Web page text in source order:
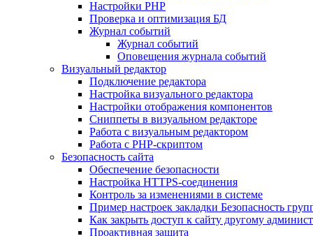
Настройки PHP
Проверка и оптимизация БД
Журнал событий
Журнал событий
Оповещения журнала событий
Визуальный редактор
Подключение редактора
Настройка визуального редактора
Настройки отображения компонентов
Сниппеты в визуальном редакторе
Работа с визуальным редактором
Работа с PHP-скриптом
Безопасность сайта
Обеспечение безопасности
Настройка HTTPS-соединения
Контроль за изменениями в системе
Пример настроек закладки Безопасность
Как закрыть доступ к сайту другому
Проактивная защита